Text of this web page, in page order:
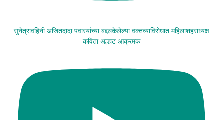
सुनेत्रावहिनी अजितदादा पवारयांच्या बद्दलकेलेल्या वक्तव्याविरोधात महिलाशहराध्यक्ष
कविता अल्हाट आक्रमक